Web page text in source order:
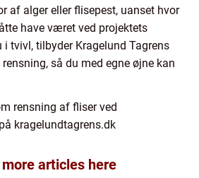
af alger eller flisepest, uanset hvor
have været ved projektets
i tvivl, tilbyder Kragelund Tagrens
så du med egne øjne kan
rensning af fliser ved
på kragelundtagrens.dk
more articles here